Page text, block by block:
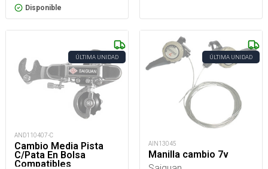
Disponible
ÚLTIMA UNIDAD
AND110407-C
Cambio Media Pista
C/Pata En Bolsa
Compatibles
ÚLTIMA UNIDAD
AIN13045
Manilla cambio 7v